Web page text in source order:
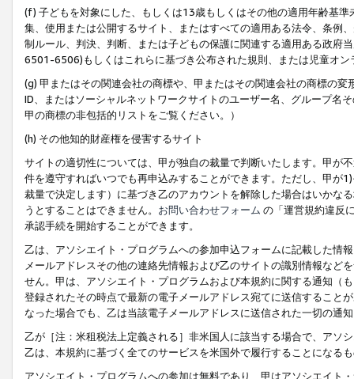
(f) 子どもを対象にした、もしくは13歳もしくはその他の適用年齢基
集、使用または公開するサイト、またはすべての適用ある法令、条例
制ルール、判決、判断、または子どもの保護に関連する適用ある政府
6501-6506)もしくはこれらに基づき公布された規則、または児童オン
(g) 甲またはその関連会社の商標や、甲またはその関連会社の商標の
ID、またはソーシャルネットワークサイトのユーザー名、グループ名
甲の商標の非包括的リストをご覧ください。）
(h) その他知的財産権を侵害するサイト
サイトの適切性については、甲が独自の裁量で判断いたします。甲が
件を遵守すればいつでも再申込みすることができます。ただし、甲が
裁量で決定します）に基づき乙のアカウントを解除した場合はいかな
うとすることはできません。 お問い合わせフォーム の「運営規約違反
承認手続を開始することができます。
乙は、アソシエイト・プログラムへの参加申込フォームに記載した情
メールアドレスその他の連絡先情報および乙のサイトの識別情報など
せん。甲は、アソシエイト・プログラムおよび本規約に関する通知（
登録されたその時点で最新の電子メールアドレス宛てに送信すること
なった場合でも、乙は当該電子メールアドレスに送信された一切の通
乙が［注：米租税法上定義される］非米国人に該当する場合で、アソ
乙は、本規約に基づく全てのサービスを米国外で履行することになる
アソシエイト・プログラムへの参加は無料であり、甲はアソシエイト